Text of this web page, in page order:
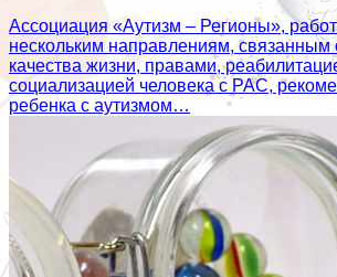
Ассоциация «Аутизм – Регионы»,
нескольким направлениям,
качества жизни, правами,
социализацией человека с РАС,
ребенка с аутизмом…